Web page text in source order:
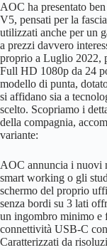
AOC ha presentato
V5, pensati per la
utilizzati anche per un
a prezzi davvero
proprio a Luglio 2022,
Full HD 1080p da 24
modello di punta,
si affidano sia a
scelto. Scopriamo i
della compagnia,
variante:
AOC annuncia i nuovi
smart working o gli
schermo del proprio
senza bordi su 3 lati
un ingombro minimo e
connettività USB-C
Caratterizzati da